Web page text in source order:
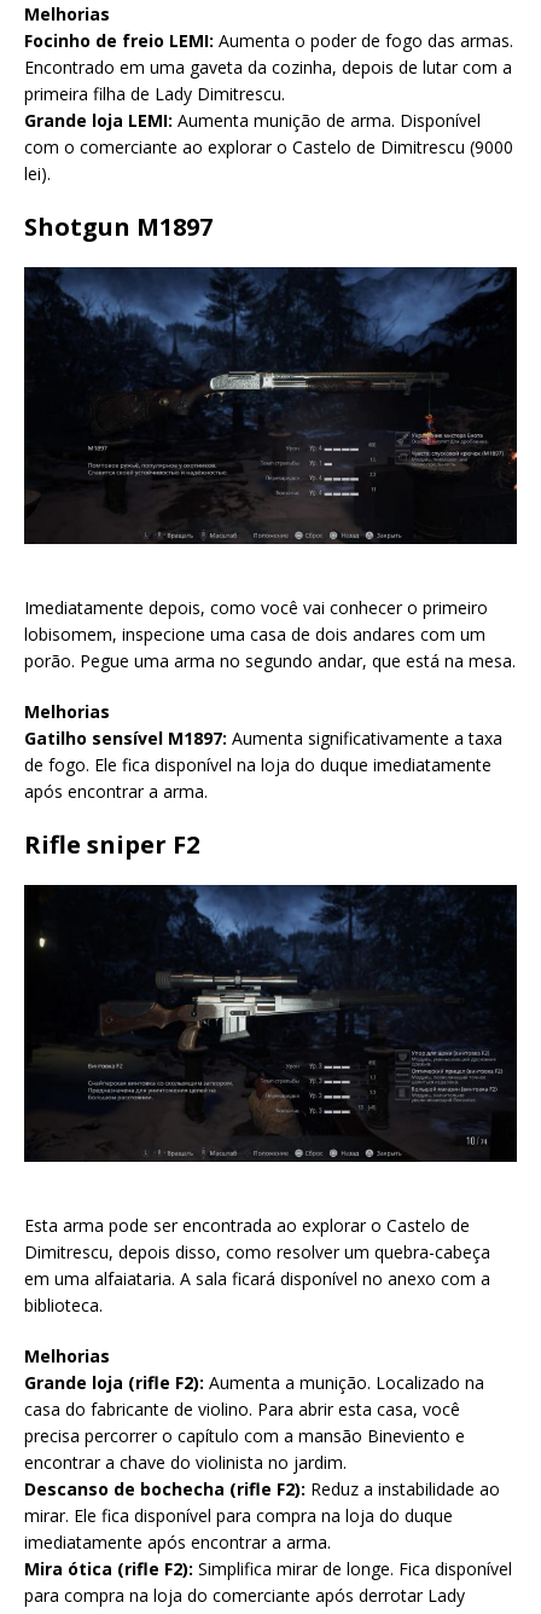
Melhorias
Focinho de freio LEMI: Aumenta o poder de fogo das armas.
Encontrado em uma gaveta da cozinha, depois de lutar com a
primeira filha de Lady Dimitrescu.
Grande loja LEMI: Aumenta munição de arma. Disponível
com o comerciante ao explorar o Castelo de Dimitrescu (9000
lei).
Shotgun M1897
Imediatamente depois, como você vai conhecer o primeiro
lobisomem, inspecione uma casa de dois andares com um
porão. Pegue uma arma no segundo andar, que está na mesa.
Melhorias
Gatilho sensível M1897: Aumenta significativamente a taxa
de fogo. Ele fica disponível na loja do duque imediatamente
após encontrar a arma.
Rifle sniper F2
Esta arma pode ser encontrada ao explorar o Castelo de
Dimitrescu, depois disso, como resolver um quebra-cabeça
em uma alfaiataria. A sala ficará disponível no anexo com a
biblioteca.
Melhorias
Grande loja (rifle F2): Aumenta a munição. Localizado na
casa do fabricante de violino. Para abrir esta casa, você
precisa percorrer o capítulo com a mansão Bineviento e
encontrar a chave do violinista no jardim.
Descanso de bochecha (rifle F2): Reduz a instabilidade ao
mirar. Ele fica disponível para compra na loja do duque
imediatamente após encontrar a arma.
Mira ótica (rifle F2): Simplifica mirar de longe. Fica disponível
para compra na loja do comerciante após derrotar Lady